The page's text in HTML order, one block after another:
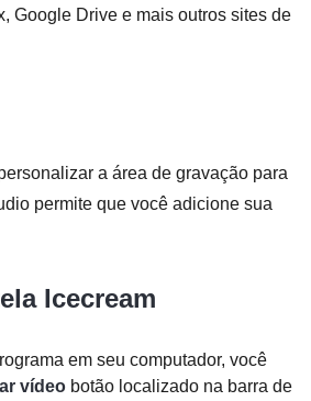
Google Drive e mais outros sites de
a área de gravação para
permite que você adicione sua
Icecream
em seu computador, você
vídeo botão localizado na barra de